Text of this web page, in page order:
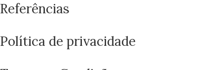
Referências
Política de privacidade